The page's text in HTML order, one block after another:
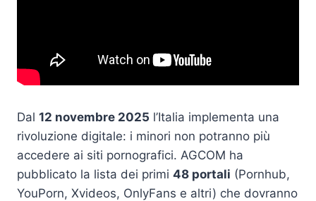
Dal 12 novembre 2025 l’Italia implementa una
rivoluzione digitale: i minori non potranno più
accedere ai siti pornografici. AGCOM ha
pubblicato la lista dei primi 48 portali (Pornhub,
YouPorn, Xvideos, OnlyFans e altri) che dovranno